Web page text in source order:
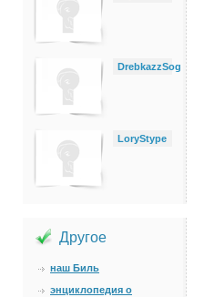
DrebkazzSog
LoryStype
Другое
наш Биль
энциклопедия о